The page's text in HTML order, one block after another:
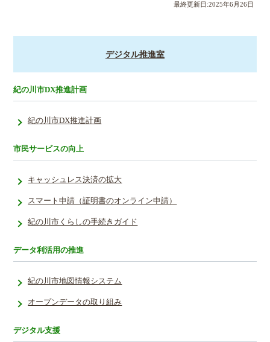
最終更新日:2025年6月 26日
デジタル推進室
紀の川市DX推進計画
紀の川市DX推進計画
市民サービスの向上
キャッシュレス決済の拡大
スマート申請（証明書のオンライン申請）
紀の川市くらしの手続きガイド
データ利活用の推進
紀の川市地図情報システム
オープンデータの取り組み
デジタル支援